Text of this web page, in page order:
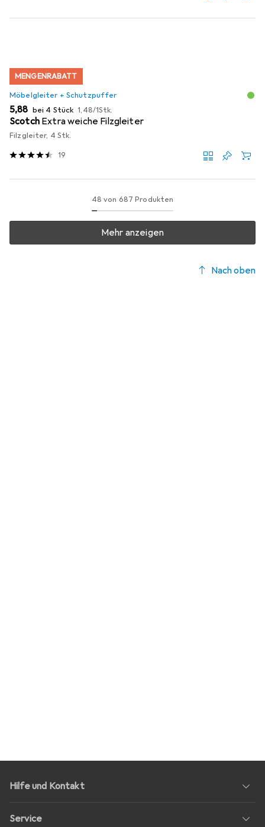
MENGENRABATT
Möbelgleiter + Schutzpuffer
EUR
5,88 bei 4 Stück EUR
1,48/1Stk.
Scotch Extra weiche Filzgleiter
Filzgleiter, 4 Stk.
19
48 von 687 Produkten
Mehr anzeigen
Nach oben
Hilfe und Kontakt
Service